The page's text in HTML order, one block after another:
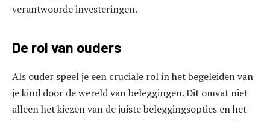
verantwoorde investeringen.
De rol van ouders
Als ouder speel je een cruciale rol in het begeleiden van
je kind door de wereld van beleggingen. Dit omvat niet
alleen het kiezen van de juiste beleggingsopties en het